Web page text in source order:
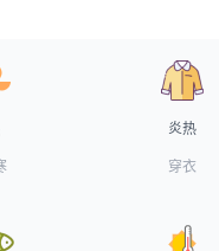
炎热
穿衣